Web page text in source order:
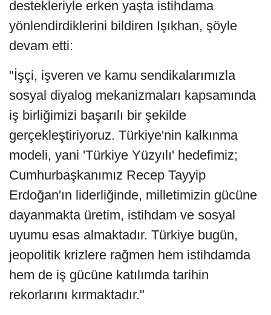
destekleriyle erken yaşta istihdama
yönlendirdiklerini bildiren Işıkhan, şöyle
devam etti:
"İşçi, işveren ve kamu sendikalarımızla
sosyal diyalog mekanizmaları kapsamında
iş birliğimizi başarılı bir şekilde
gerçekleştiriyoruz. Türkiye'nin kalkınma
modeli, yani 'Türkiye Yüzyılı' hedefimiz;
Cumhurbaşkanımız Recep Tayyip
Erdoğan'ın liderliğinde, milletimizin gücüne
dayanmakta üretim, istihdam ve sosyal
uyumu esas almaktadır. Türkiye bugün,
jeopolitik krizlere rağmen hem istihdamda
hem de iş gücüne katılımda tarihin
rekorlarını kırmaktadır."